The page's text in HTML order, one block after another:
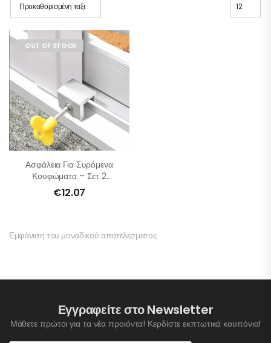
OUT OF STOCK
Ασφάλεια Για Συρόμενα
Κουφώματα – Σετ 2
Τμχ
€12.07
Εμφάνιση του μοναδικού αποτελέσματος
Εγγραφείτε στο Newsletter
Μάθετε πρώτοι για τα νέα προιόντα! Κερδίστε εκπτωτικά κουπόνια!